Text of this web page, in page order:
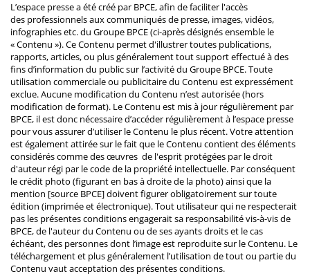
L’espace presse a été créé par BPCE, afin de faciliter l'accès
des professionnels aux communiqués de presse, images, vidéos,
infographies etc. du Groupe BPCE (ci-après désignés ensemble le
« Contenu »). Ce Contenu permet d'illustrer toutes publications,
rapports, articles, ou plus généralement tout support effectué à des
fins d’information du public sur l’activité du Groupe BPCE. Toute
utilisation commerciale ou publicitaire du Contenu est expressément
exclue. Aucune modification du Contenu n’est autorisée (hors
modification de format). Le Contenu est mis à jour régulièrement par
BPCE, il est donc nécessaire d’accéder régulièrement à l’espace presse
pour vous assurer d’utiliser le Contenu le plus récent. Votre attention
est également attirée sur le fait que le Contenu contient des éléments
considérés comme des œuvres de l'esprit protégées par le droit
d'auteur régi par le code de la propriété intellectuelle. Par conséquent
le crédit photo (figurant en bas à droite de la photo) ainsi que la
mention [source BPCE] doivent figurer obligatoirement sur toute
édition (imprimée et électronique). Tout utilisateur qui ne respecterait
pas les présentes conditions engagerait sa responsabilité vis-à-vis de
BPCE, de l'auteur du Contenu ou de ses ayants droits et le cas
échéant, des personnes dont l’image est reproduite sur le Contenu. Le
téléchargement et plus généralement l’utilisation de tout ou partie du
Contenu vaut acceptation des présentes conditions.